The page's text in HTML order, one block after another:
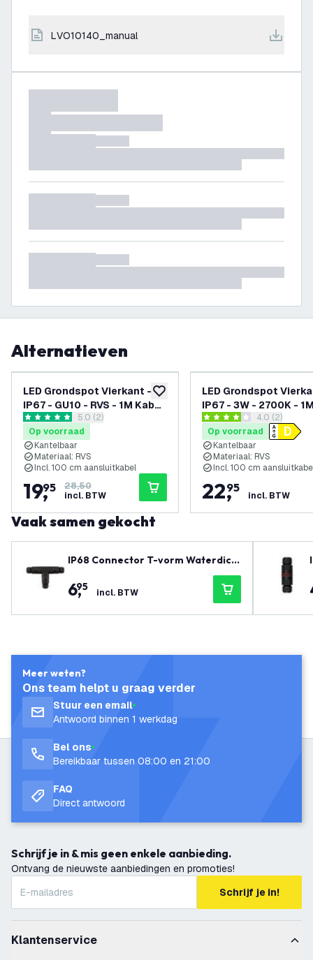
LVO10140_manual
Alternatieven
toevoegen aan verlanglijst
LED Grondspot Vierkant -
IP67 - GU10 - RVS - 1M Kabel
- Kantelbaarreviews drawer openen
5 score sterren5.0 (2)
Op voorraad
Kantelbaar
Materiaal: RVS
Incl. 100 cm aansluitkabel
19,
95
28,50
incl. BTW
LED Grondspot
IP67 - 3W - 2700K -
- Zwart - Kantelbaar
reviews
4 score sterren4.0 (2)
Op voorraad
Kantelbaar
Materiaal: RVS
Incl. 100 cm
22,
95
incl. BTW
Vaak samen gekocht
IP68 Connector T-vorm Waterdich
6,
95 incl. BTW
Meer weten?
Ons team helpt u graag verder
Stuur een email
Antwoord binnen 1 werkdag
Bel ons
Bereikbaar tussen 08:00 en 21:00
FAQ
Direct antwoord
Schrijf je in & mis geen enkele aanbieding.
Ontvang de nieuwste aanbiedingen en promoties!
Schrijf je in!
Klantenservice